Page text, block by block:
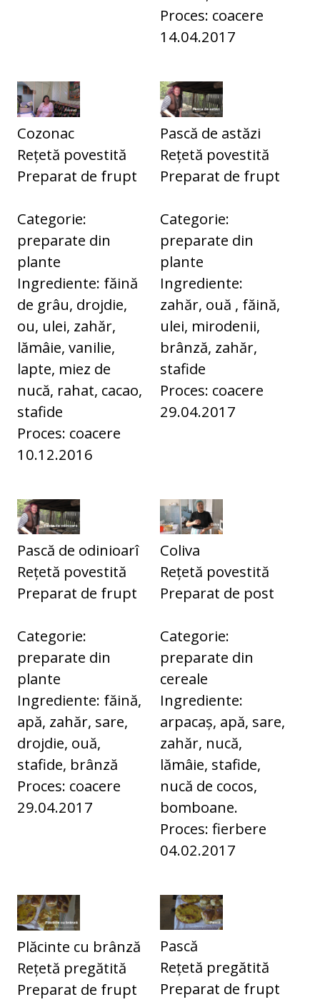
Proces: coacere
14.04.2017
Cozonac
Rețetă povestită
Preparat de frupt
Categorie:
preparate din
plante
Ingrediente: făină
de grâu, drojdie,
ou, ulei, zahăr,
lămâie, vanilie,
lapte, miez de
nucă, rahat, cacao,
stafide
Proces: coacere
10.12.2016
Pască de astăzi
Rețetă povestită
Preparat de frupt
Categorie:
preparate din
plante
Ingrediente:
zahăr, ouă , făină,
ulei, mirodenii,
brânză, zahăr,
stafide
Proces: coacere
29.04.2017
Pască de odinioarî
Rețetă povestită
Preparat de frupt
Categorie:
preparate din
plante
Ingrediente: făină,
apă, zahăr, sare,
drojdie, ouă,
stafide, brânză
Proces: coacere
29.04.2017
Coliva
Rețetă povestită
Preparat de post
Categorie:
preparate din
cereale
Ingrediente:
arpacaș, apă, sare,
zahăr, nucă,
lămâie, stafide,
nucă de cocos,
bomboane.
Proces: fierbere
04.02.2017
Plăcinte cu brânză
Rețetă pregătită
Preparat de frupt
Pască
Rețetă pregătită
Preparat de frupt